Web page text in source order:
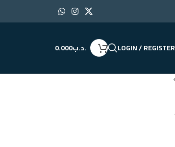
LOGIN / REGISTER .د.ب0.000